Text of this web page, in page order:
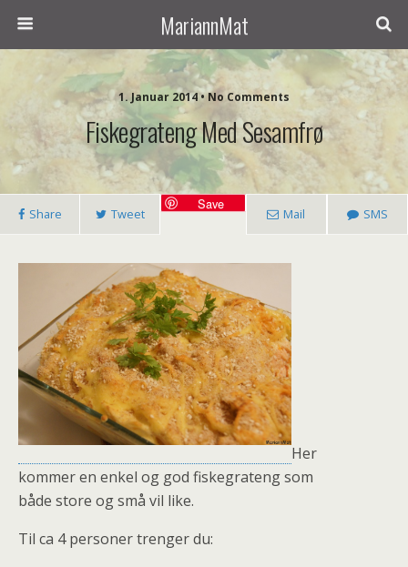
MariannMat
1. Januar 2014 • No Comments
Fiskegrateng Med Sesamfrø
Share Tweet
Save
Mail SMS
Her
kommer en enkel og god fiskegrateng som
både store og små vil like.
Til ca 4 personer trenger du: